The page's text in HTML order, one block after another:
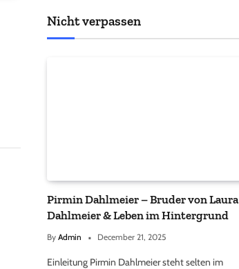
Nicht verpassen
Pirmin Dahlmeier – Bruder von Laura
Dahlmeier & Leben im Hintergrund
By Admin December 21, 2025
Einleitung Pirmin Dahlmeier steht selten im